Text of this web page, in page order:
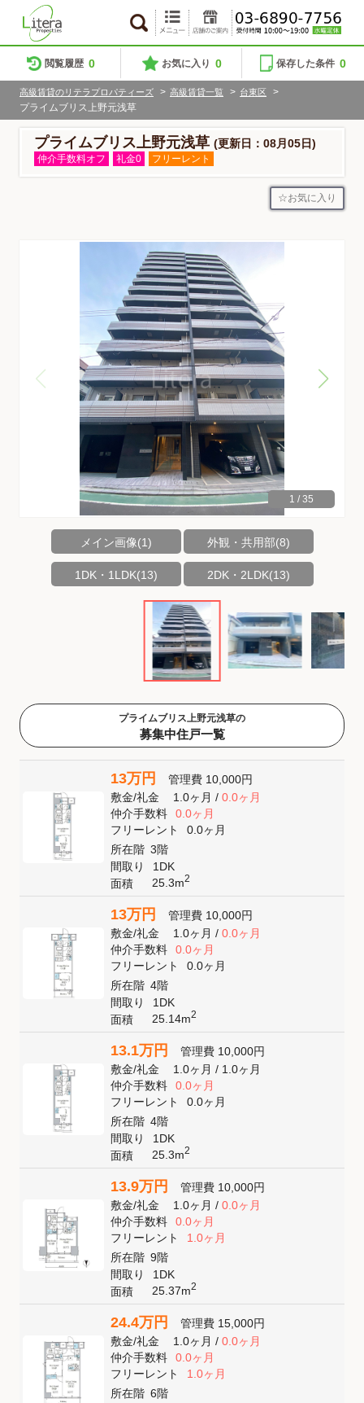
閲覧履歴 0 お気に入り 0 保存した条件 0
高級賃貸のリテラプロパティーズ > 高級賃貸一覧 > 台東区
>
プライムブリス上野元浅草
プライムブリス上野元浅草 (更新日：08月05日)
仲介手数料オフ 礼金0 フリーレント
お気に入り
1 / 35
メイン画像(1) 外観・共用部(8)
1DK・1LDK(13) 2DK・2LDK(13)
プライムブリス上野元浅草の
募集中住戸一覧
13万円 管理費 10,000円
敷金/礼金 1.0ヶ月/ 0.0ヶ月
仲介手数料
0.0ヶ月
フリーレント
0.0ヶ月
所在階 3階
間取り
1DK
面積
25.3m2
13万円 管理費 10,000円
敷金/礼金 1.0ヶ月/ 0.0ヶ月
仲介手数料
0.0ヶ月
フリーレント
0.0ヶ月
所在階 4階
間取り
1DK
面積
25.14m2
13.1万円 管理費 10,000円
敷金/礼金 1.0ヶ月/ 1.0ヶ月
仲介手数料
0.0ヶ月
フリーレント
0.0ヶ月
所在階 4階
間取り
1DK
面積
25.3m2
13.9万円 管理費 10,000円
敷金/礼金 1.0ヶ月/ 0.0ヶ月
仲介手数料
0.0ヶ月
フリーレント
1.0ヶ月
所在階 9階
間取り
1DK
面積
25.37m2
24.4万円 管理費 15,000円
敷金/礼金 1.0ヶ月/ 0.0ヶ月
仲介手数料
0.0ヶ月
フリーレント
1.0ヶ月
所在階 6階